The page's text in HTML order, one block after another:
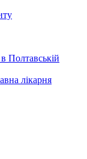
Полтавській
лікарня